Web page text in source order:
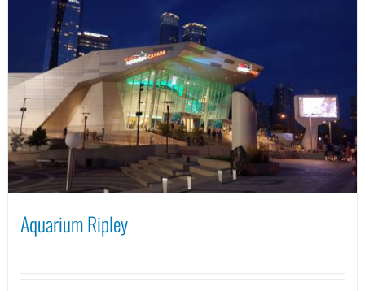
Aquarium Ripley